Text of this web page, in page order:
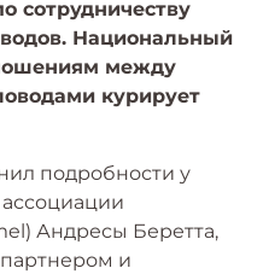
сотрудничеству
Национальный
между
курирует
подробности у
Андресы Беретта,
партнером и